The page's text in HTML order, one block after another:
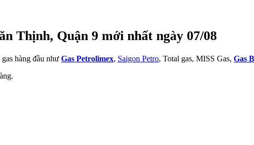
Thịnh, Quận 9 mới nhất ngày 07/08
hàng đầu như Gas Petrolimex, Saigon Petro, Total gas, MISS Gas, Gas